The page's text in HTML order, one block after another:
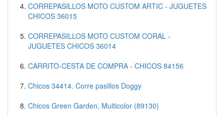
CORREPASILLOS MOTO CUSTOM ARTIC - JUGUETES
CHICOS 36015
CORREPASILLOS MOTO CUSTOM CORAL -
JUGUETES CHICOS 36014
CARRITO-CESTA DE COMPRA - CHICOS 84156
Chicos 34414. Corre pasillos Doggy
Chicos Green Garden, Multicolor (89130)